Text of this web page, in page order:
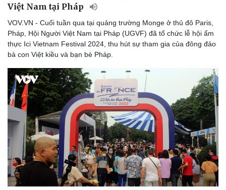
Du lịch
Tư vấn
Săn Tour
check-in
Podcast
Câu chuyện thời sự
Đọc truyện đêm khuya
Cửa sổ tình yêu
Việt Nam tại Pháp
VOV.VN - Cuối tuần qua tại quảng trường Monge ở thủ đô Paris,
Pháp, Hội Người Việt Nam tại Pháp (UGVF) đã tổ chức lễ hội ẩm
thực Ici Vietnam Festival 2024, thu hút sự tham gia của đông đảo
bà con Việt kiều và bạn bè Pháp.